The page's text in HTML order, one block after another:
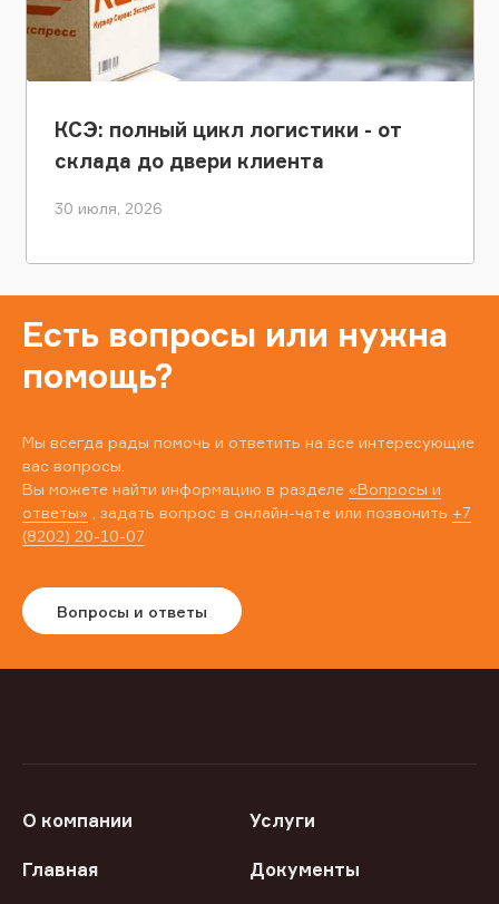
КСЭ: полный цикл логистики - от
склада до двери клиента
30 июля, 2026
Есть вопросы или нужна
помощь?
Мы всегда рады помочь и ответить на все интересующие
вас вопросы.
Вы можете найти информацию в разделе «Вопросы и
ответы» , задать вопрос в онлайн-чате или позвонить +7
(8202) 20-10-07
Вопросы и ответы
О компании Услуги
Главная Документы